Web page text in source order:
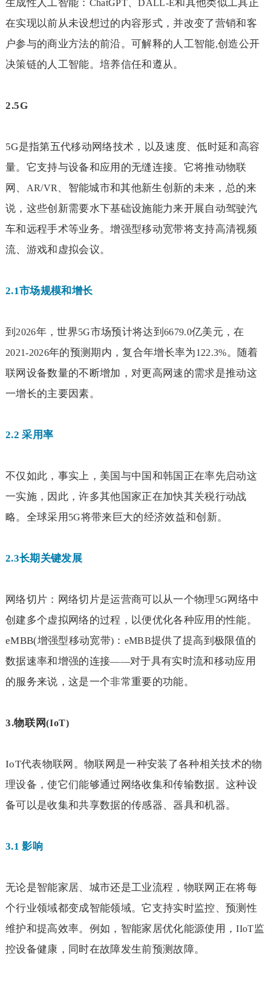
生成性人工智能： ChatGPT、DALL-E和其他类似工具正
在实现以前从未设想过的内容形式，并改变了营销和客
户参与的商业方法的前沿。可解释的人工智能,创造公开
决策链的人工智能。培养信任和遵从。
2.5G
5G是指第五代移动网络技术，以及速度、低时延和高容
量。它支持与设备和应用的无缝连接。它将推动物联
网、 AR/VR、智能城市和其他新生创新的未来，总的来
说，这些创新需要水下基础设施能力来开展自动驾驶汽
车和远程手术等业务。增强型移动宽带将支持高清视频
流、游戏和虚拟会议。
2.1市场规模和增长
到2026年，世界5G市场预计将达到 6679.0亿美元，在
2021-2026年的预测期内，复合年增长率为122.3%。随着
联网设备数量的不断增加，对更高网速的需求是推动这
一增长的主要因素。
2.2采用率
不仅如此，事实上，美国与中国和韩国正在率先启动这
一实施，因此，许多其他国家正在加快其关税行动战
略。全球采用 5G将带来巨大的经济效益和创新。
2.3长期关键发展
网络切片：网络切片是运营商可以从一个物理5G网络中
创建多个虚拟网络的过程，以便优化各种应用的性能。
eMBB(增强型移动宽带) ： eMBB提供了提高到极限值的
数据速率和增强的连接——对于具有实时流和移动应用
的服务来说，这是一个非常重要的功能。
3.物联网(IoT)
IoT代表物联网。物联网是一种安装了各种相关技术的物
理设备，使它们能够通过网络收集和传输数据。这种设
备可以是收集和共享数据的传感器、器具和机器。
3.1影响
无论是智能家居、城市还是工业流程，物联网正在将每
个行业领域都变成智能领域。它支持实时监控、预测性
维护和提高效率。例如，智能家居优化能源使用，IIoT监
控设备健康，同时在故障发生前预测故障。